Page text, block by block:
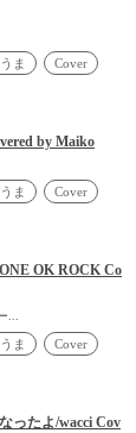
ま Cover
by Maiko
ま Cover
OK ROCK Co
...
ま Cover
ったよ/wacci Cov